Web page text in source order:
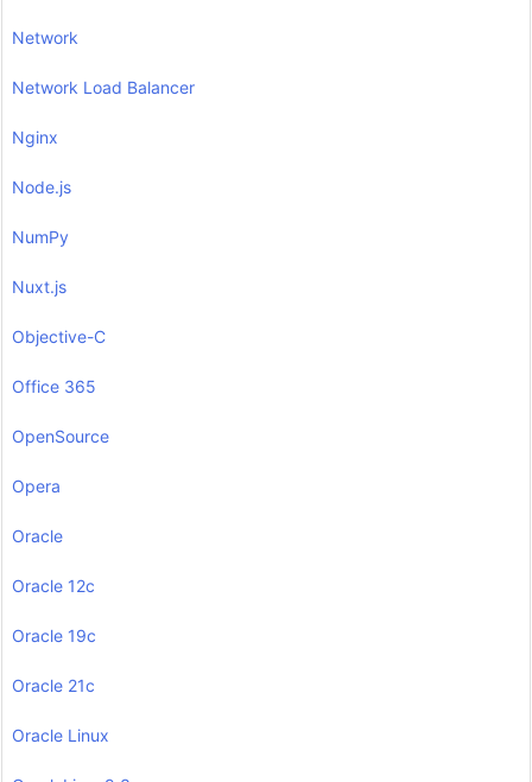
Network
Network Load Balancer
Nginx
Node.js
NumPy
Nuxt.js
Objective-C
Office 365
OpenSource
Opera
Oracle
Oracle 12c
Oracle 19c
Oracle 21c
Oracle Linux